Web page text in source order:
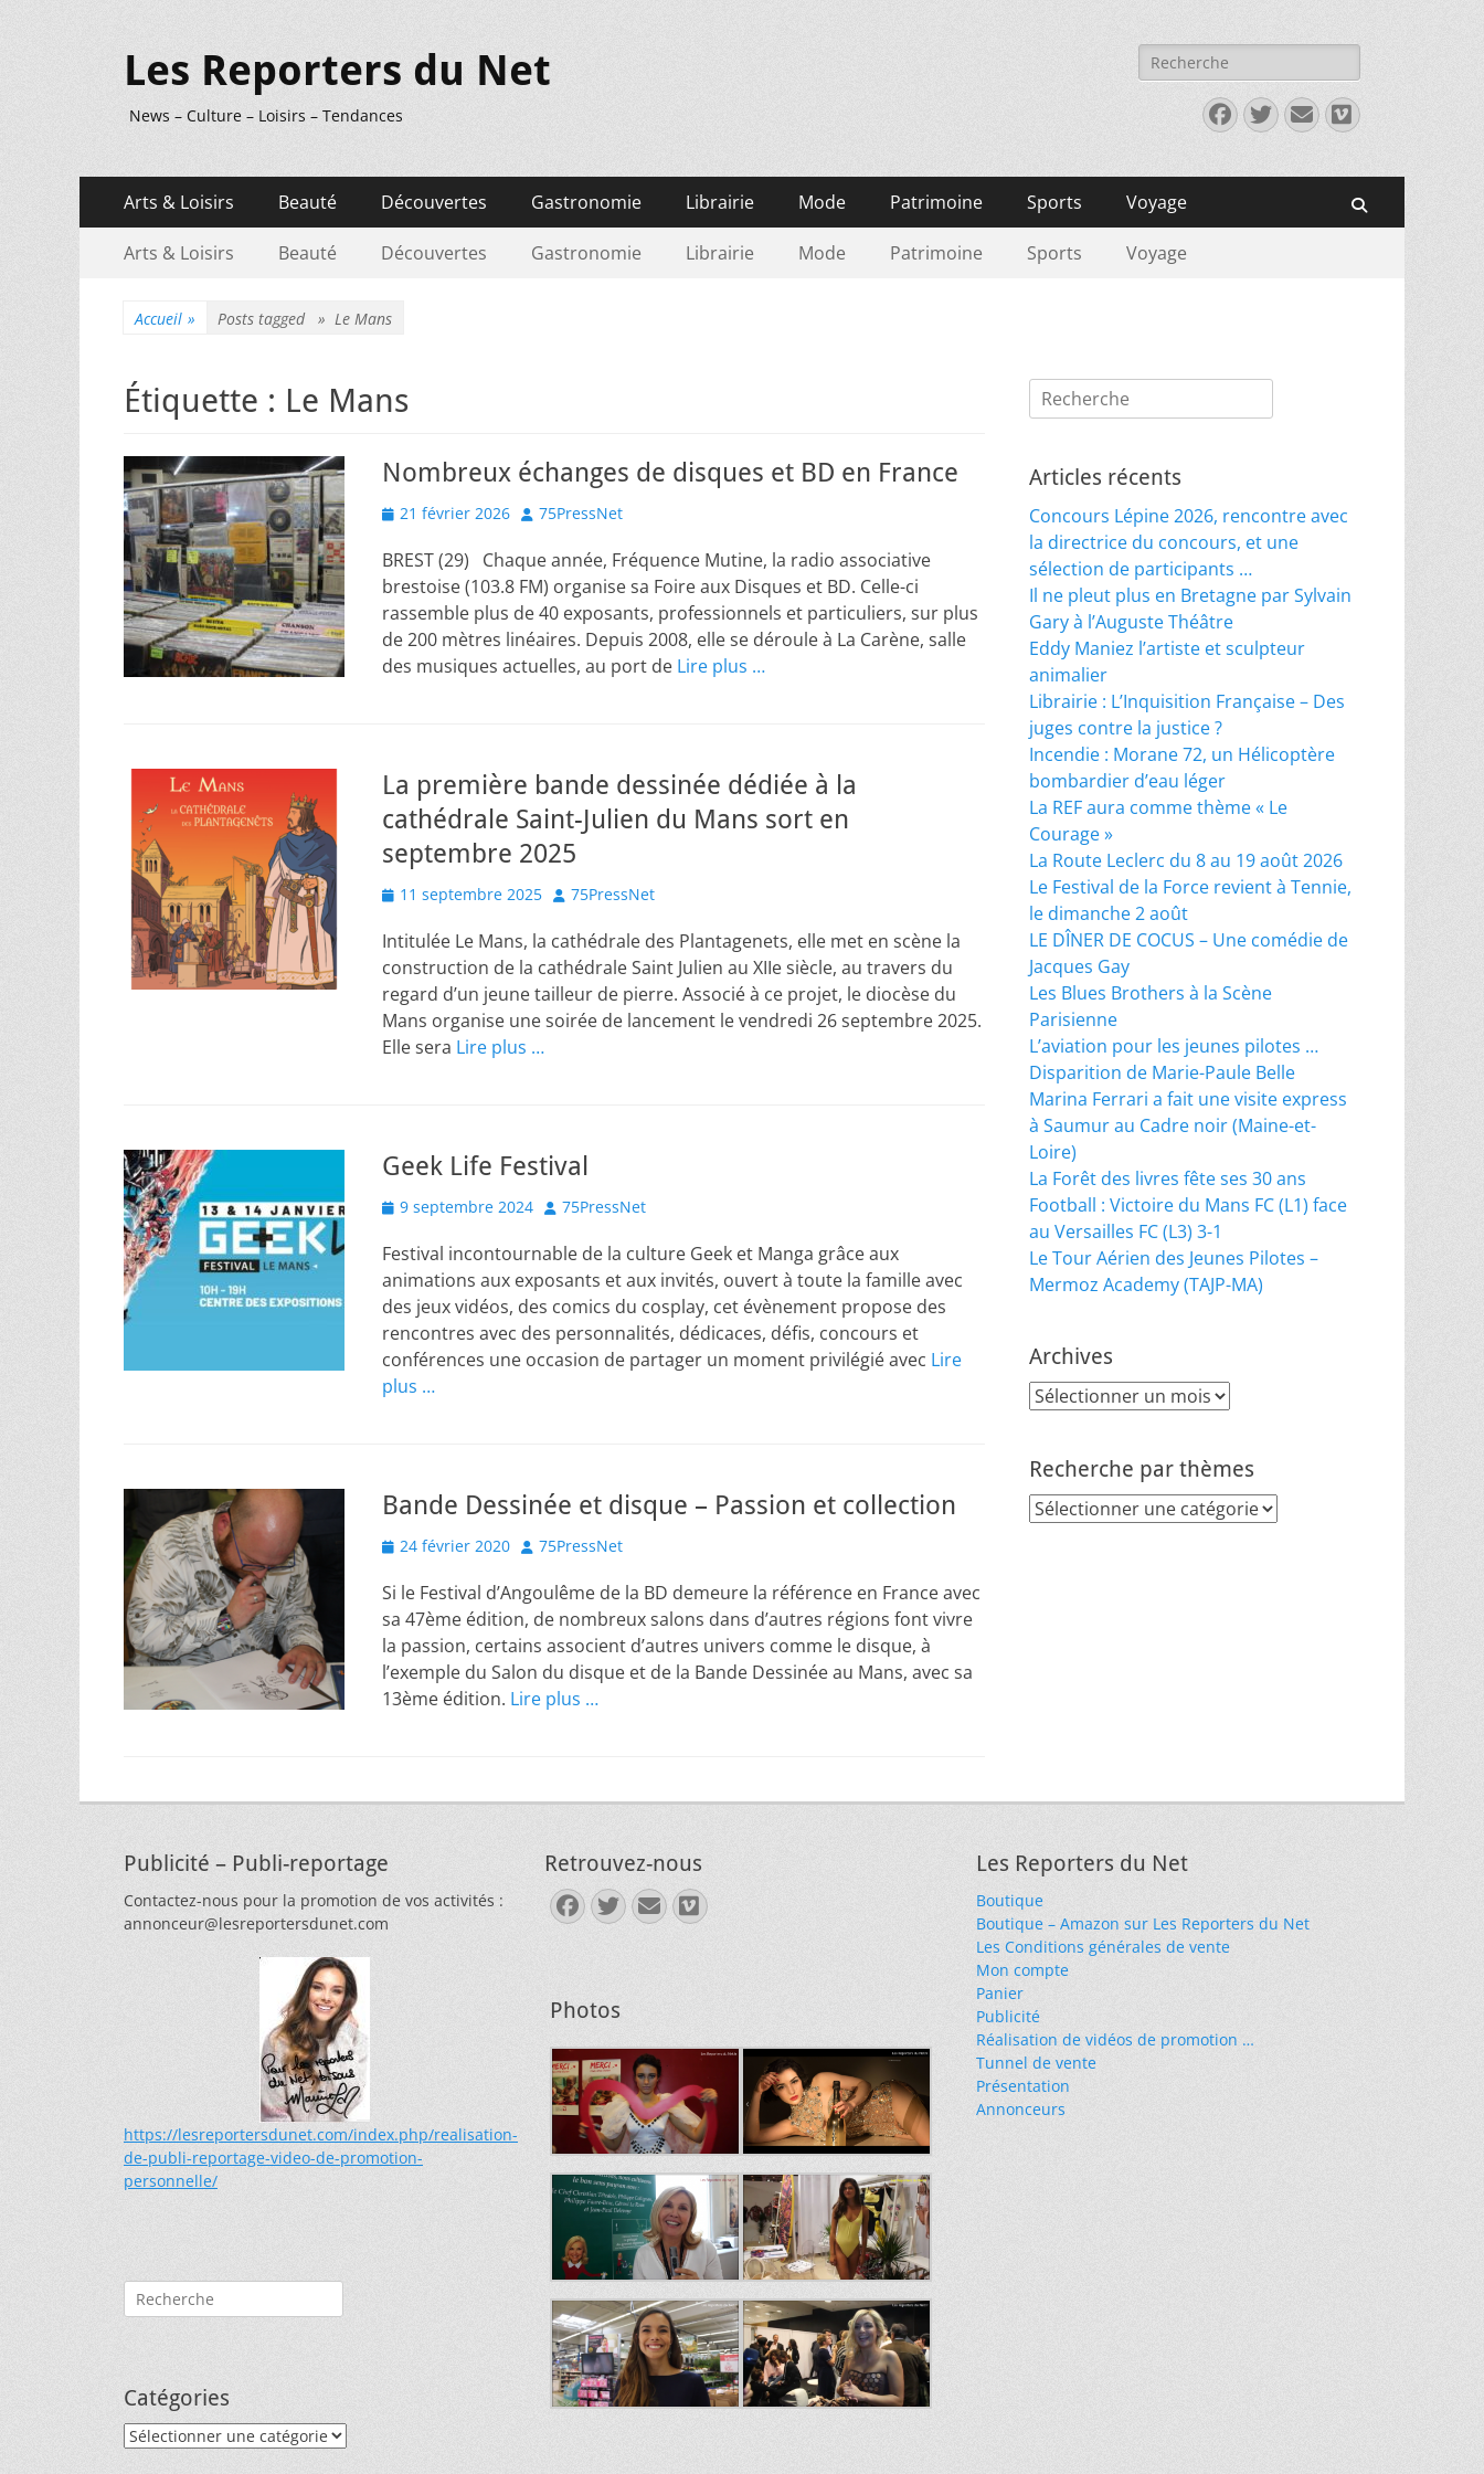
Les Reporters du Net
News – Culture – Loisirs – Tendances
Rechercher :
Facebook
Twitter
E-
mail
Vimeo
Menu
principal
contenu
Arts & Loisirs Beauté Découvertes Gastronomie Librairie Mode Patrimoine Sports Voyage
Menu
Arts & Loisirs Beauté Découvertes Gastronomie Librairie Mode Patrimoine Sports Voyage
Accueil » Posts tagged » Le Mans
Étiquette : Le Mans
Nombreux échanges de disques et BD en France
Posted
21 février 2026 Author
75PressNet
BREST (29) Chaque année, Fréquence Mutine, la radio associative
brestoise (103.8 FM) organise sa Foire aux Disques et BD. Celle-ci
rassemble plus de 40 exposants, professionnels et particuliers, sur plus
de 200 mètres linéaires. Depuis 2008, elle se déroule à La Carène, salle
des musiques actuelles, au port de Lire plus …
La première bande dessinée dédiée à la
cathédrale Saint-Julien du Mans sort en
septembre 2025
Posted
11 septembre 2025 Author
75PressNet
Intitulée Le Mans, la cathédrale des Plantagenets, elle met en scène la
construction de la cathédrale Saint Julien au XIIe siècle, au travers du
regard d’un jeune tailleur de pierre. Associé à ce projet, le diocèse du
Mans organise une soirée de lancement le vendredi 26 septembre 2025.
Elle sera Lire plus …
Geek Life Festival
Posted
9 septembre 2024 Author
75PressNet
Festival incontournable de la culture Geek et Manga grâce aux
animations aux exposants et aux invités, ouvert à toute la famille avec
des jeux vidéos, des comics du cosplay, cet évènement propose des
rencontres avec des personnalités, dédicaces, défis, concours et
conférences une occasion de partager un moment privilégié avec Lire
plus …
Bande Dessinée et disque – Passion et collection
Posted
24 février 2020 Author
75PressNet
Si le Festival d’Angoulême de la BD demeure la référence en France avec
sa 47ème édition, de nombreux salons dans d’autres régions font vivre
la passion, certains associent d’autres univers comme le disque, à
l’exemple du Salon du disque et de la Bande Dessinée au Mans, avec sa
13ème édition. Lire plus …
Rechercher :
Articles récents
Concours Lépine 2026, rencontre avec
la directrice du concours, et une
sélection de participants …
Il ne pleut plus en Bretagne par Sylvain
Gary à l’Auguste Théâtre
Eddy Maniez l’artiste et sculpteur
animalier
Librairie : L’Inquisition Française – Des
juges contre la justice ?
Incendie : Morane 72, un Hélicoptère
bombardier d’eau léger
La REF aura comme thème « Le
Courage »
La Route Leclerc du 8 au 19 août 2026
Le Festival de la Force revient à Tennie,
le dimanche 2 août
LE DÎNER DE COCUS – Une comédie de
Jacques Gay
Les Blues Brothers à la Scène
Parisienne
L’aviation pour les jeunes pilotes …
Disparition de Marie-Paule Belle
Marina Ferrari a fait une visite express
à Saumur au Cadre noir (Maine-et-
Loire)
La Forêt des livres fête ses 30 ans
Football : Victoire du Mans FC (L1) face
au Versailles FC (L3) 3-1
Le Tour Aérien des Jeunes Pilotes –
Mermoz Academy (TAJP-MA)
Archives
Archives
Recherche par thèmes
Recherche
Publicité – Publi-reportage
Contactez-nous pour la promotion de vos activités :
annonceur@lesreportersdunet.com
https://lesreportersdunet.com/index.php/realisation-
de-publi-reportage-video-de-promotion-
personnelle/
Rechercher :
Catégories
Catégories
Retrouvez-nous
Facebook
Twitter
E-
mail
Vimeo
Photos
Les Reporters du Net
Boutique
Boutique – Amazon sur Les Reporters du Net
Les Conditions générales de vente
Mon compte
Panier
Publicité
Réalisation de vidéos de promotion …
Tunnel de vente
Présentation
Annonceurs